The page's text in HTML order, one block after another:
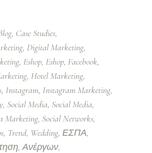
Case Studies
Digital Marketing
Eshop Eshop Facebook
Hotel Marketing
Instagram Instagram Marketing
Social Media Social Media
Marketing Social Networks
Trend Wedding ΕΣΠΑ
Ανέργων